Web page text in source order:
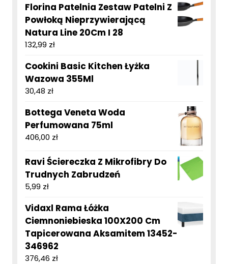
Florina Patelnia Zestaw Patelni Z
Powłoką Nieprzywierającą
Natura Line 20Cm I 28
132,99 zł
Cookini Basic Kitchen Łyżka
Wazowa 355Ml
30,48 zł
Bottega Veneta Woda
Perfumowana 75ml
406,00 zł
Ravi Ściereczka Z Mikrofibry Do
Trudnych Zabrudzeń
5,99 zł
Vidaxl Rama Łóżka
Ciemnoniebieska 100X200 Cm
Tapicerowana Aksamitem 13452-
346962
376,46 zł